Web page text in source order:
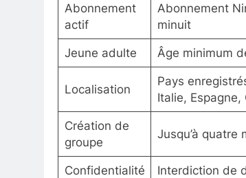
Abonnement
actif
Abonnement
minuit
Jeune adulte Âge minimum
Localisation
Pays
Italie,
Création de
groupe
Jusqu’à quatre
Confidentialité Interdiction de